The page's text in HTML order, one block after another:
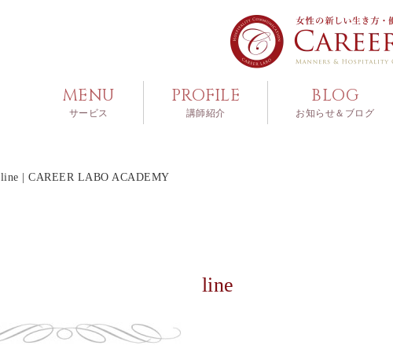
MENU
サービス
PROFILE
講師紹介
BLOG
お知らせ＆ブログ
line | CAREER LABO ACADEMY
line